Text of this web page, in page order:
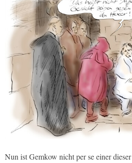
Nun ist Gemkow nicht per se einer